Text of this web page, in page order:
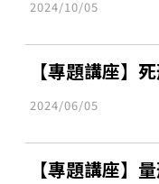
2024/10/05
【專題講座】
2024/06/05
【專題講座】